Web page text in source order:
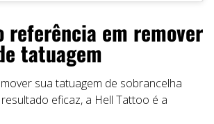
referência em remover
tatuagem
sua tatuagem de sobrancelha
eficaz, a Hell Tattoo é a